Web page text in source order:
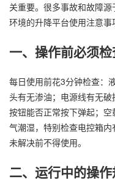
关重要。很多事故和故障
环境的升降平台使用注意事
一、操作前必须
每日使用前花3分钟检查：
头有无渗油；电源线有无
按钮能否正常按下弹起；
气潮湿，特别检查电控箱
未解决前不得使用。
二、运行中的操